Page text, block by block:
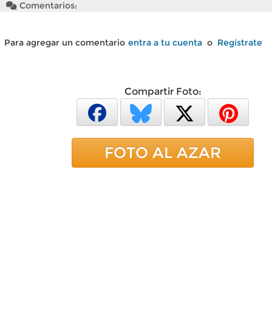
Comentarios:
Para agregar un comentario entra a tu cuenta o Regístrate
Compartir Foto:
FOTO AL AZAR